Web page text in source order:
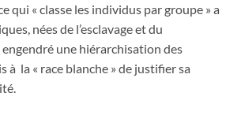
qui « classe les individus par groupe » a
nées de l’esclavage et du
une hiérarchisation des
à la « race blanche » de justifier sa